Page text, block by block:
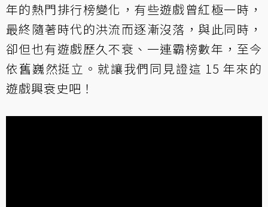
年的熱門排行榜變化，有些遊戲曾紅極一時，
最終隨著時代的洪流而逐漸沒落，與此同時，
卻但也有遊戲歷久不衰、一連霸榜數年，至今
依舊巍然挺立。就讓我們同見證這 15 年來的
遊戲興衰史吧！